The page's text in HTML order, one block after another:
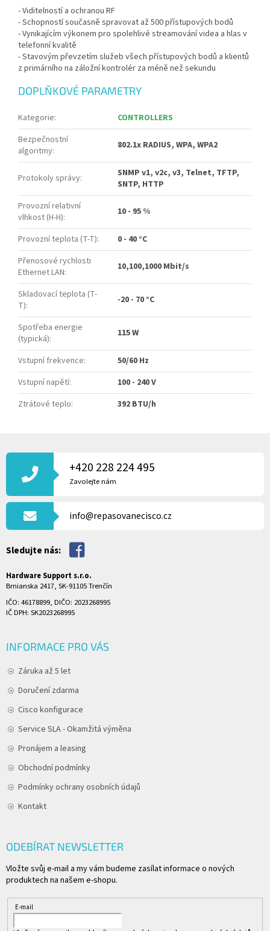
- Viditelností a ochranou RF
- Schopností současně spravovat až 500 přístupových bodů
- Vynikajícím výkonem pro spolehlivé streamování videa a hlas v
telefonní kvalitě
- Stavovým převzetím služeb všech přístupových bodů a klientů
z primárního na záložní kontrolér za méně než sekundu
DOPLŇKOVÉ PARAMETRY
Kategorie:
CONTROLLERS
Bezpečnostní
algoritmy: 802.1x RADIUS, WPA, WPA2
Protokoly správy:
SNMP v1, v2c, v3, Telnet, TFTP,
SNTP, HTTP
Provozní relativní
vlhkost (H-H): 10 - 95 %
Provozní teplota (T-T):
0 - 40 °C
Přenosové rychlosti
Ethernet LAN: 10,100,1000 Mbit/s
Skladovací teplota (T-
T): -20 - 70 °C
Spotřeba energie
(typická): 115 W
Vstupní frekvence:
50/60 Hz
Vstupní napětí:
100 - 240 V
Ztrátové teplo: 392 BTU/h
Á
T
+420 228 224 495
Zavolejte nám
info@repasovanecisco.cz
Sledujte nás:
Hardware Support s.r.o.
Brnianska 2417, SK-91105 Trenčín
IČO: 46178899, DIČO: 2023268995
IČ DPH: SK2023268995
INFORMACE PRO VÁS
Záruka až 5 let
Doručení zdarma
Cisco konfigurace
Service SLA - Okamžitá výměna
Pronájem a leasing
Obchodní podmínky
Podmínky ochrany osobních údajů
Kontakt
ODEBÍRAT NEWSLETTER
Vložte svůj e-mail a my vám budeme zasílat informace o nových
produktech na našem e-shopu.
E-mail